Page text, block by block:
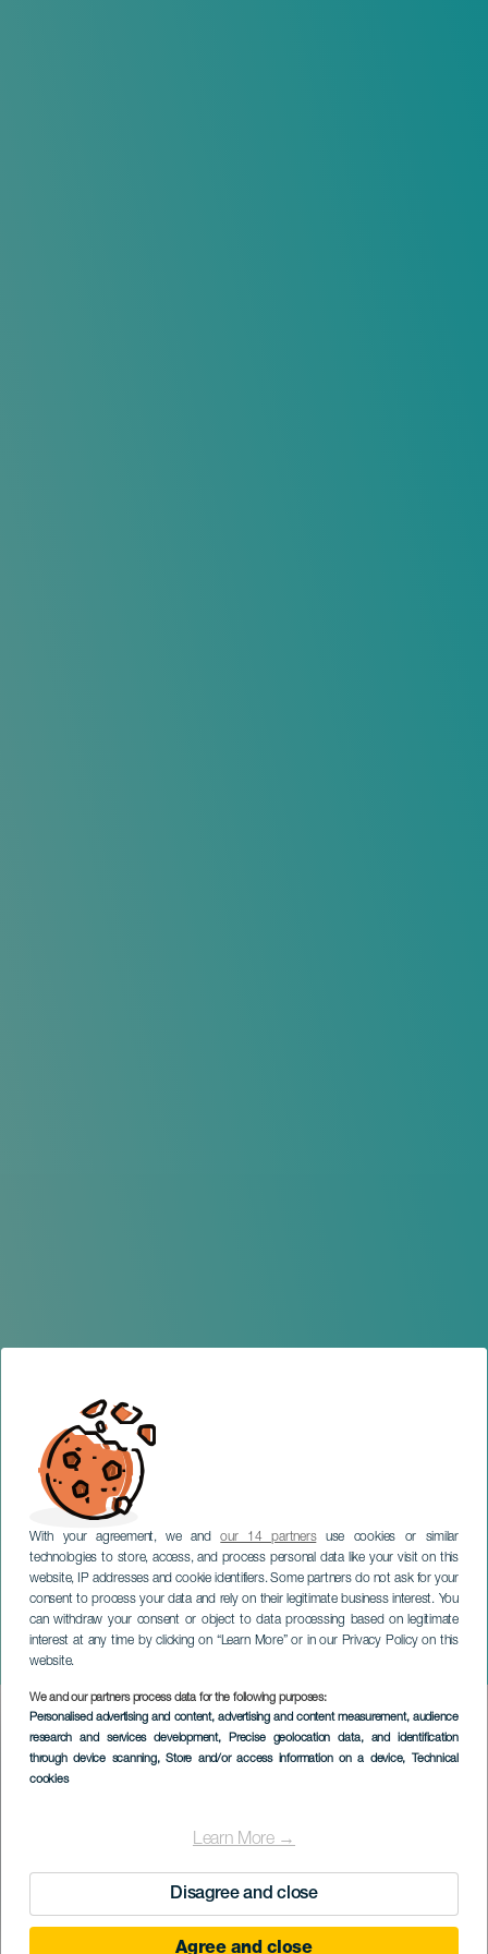
With your agreement, we andour 14 partnersuse cookies or similar
technologies to store, access, and process personal data like your visit on this
website, IP addresses and cookie identifiers. Some partners do not ask for your
consent to process your data and rely on their legitimate business interest. You
can withdraw your consent or object to data processing based on legitimate
interest at any time by clicking on “Learn More” or in our Privacy Policy on this
website.
We and our partners process data for the following purposes:
Personalised advertising and content, advertising and content measurement, audience
research and services development, Precise geolocation data, and identification
through device scanning, Store and/or access information on a device, Technical
cookies
Learn More →
Disagree and close
Agree and close
Le Quatuor de trombones
Makbrass en concert
TENERIFE
Imagen
Listado